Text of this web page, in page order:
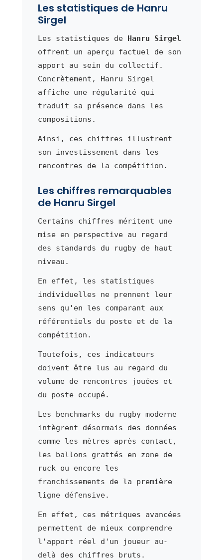
Les statistiques de Hanru
Sirgel
Les statistiques de Hanru Sirgel
offrent un aperçu factuel de son
apport au sein du collectif.
Concrètement, Hanru Sirgel
affiche une régularité qui
traduit sa présence dans les
compositions.
Ainsi, ces chiffres illustrent
son investissement dans les
rencontres de la compétition.
Les chiffres remarquables
de Hanru Sirgel
Certains chiffres méritent une
mise en perspective au regard
des standards du rugby de haut
niveau.
En effet, les statistiques
individuelles ne prennent leur
sens qu'en les comparant aux
référentiels du poste et de la
compétition.
Toutefois, ces indicateurs
doivent être lus au regard du
volume de rencontres jouées et
du poste occupé.
Les benchmarks du rugby moderne
intègrent désormais des données
comme les mètres après contact,
les ballons grattés en zone de
ruck ou encore les
franchissements de la première
ligne défensive.
En effet, ces métriques avancées
permettent de mieux comprendre
l'apport réel d'un joueur au-
delà des chiffres bruts.